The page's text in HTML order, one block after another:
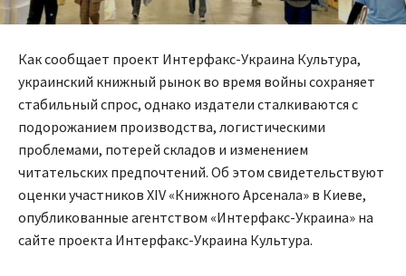
Как сообщает проект Интерфакс-Украина Культура,
украинский книжный рынок во время войны сохраняет
стабильный спрос, однако издатели сталкиваются с
подорожанием производства, логистическими
проблемами, потерей складов и изменением
читательских предпочтений. Об этом свидетельствуют
оценки участников XIV «Книжного Арсенала» в Киеве,
опубликованные агентством «Интерфакс-Украина» на
сайте проекта Интерфакс-Украина Культура.